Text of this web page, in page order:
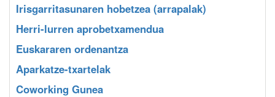
Irisgarritasunaren hobetzea (arrapalak)
Herri-lurren aprobetxamendua
Euskararen ordenantza
Aparkatze-txartelak
Coworking Gunea